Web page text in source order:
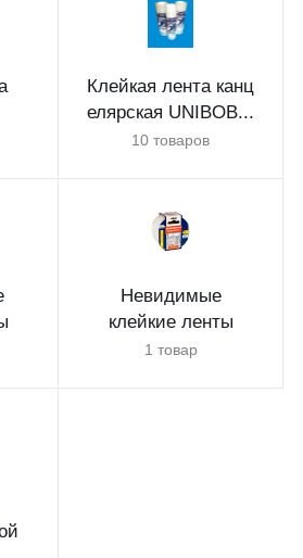
Клейкая лента канц
елярская UNIBOB...
10 товаров
Невидимые
клейкие ленты
1 товар